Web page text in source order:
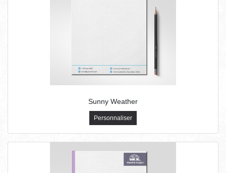
Sunny Weather
Personnaliser